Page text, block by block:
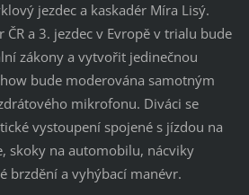
jezdec a kaskadér Míra Lisý.
ČR a 3. jezdec v Evropě v trialu bude
zákony a vytvořit jedinečnou
bude moderována samotným
mikrofonu. Diváci se
vystoupení spojené s jízdou na
skoky na automobilu, nácviky
brzdění a vyhýbací manévr.